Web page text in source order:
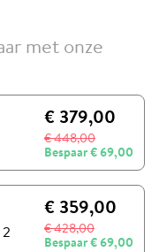
met onze
€ 379,00
€ 448,00
Bespaar€ 69,00
€ 359,00
€ 428,00
Bespaar€ 69,00